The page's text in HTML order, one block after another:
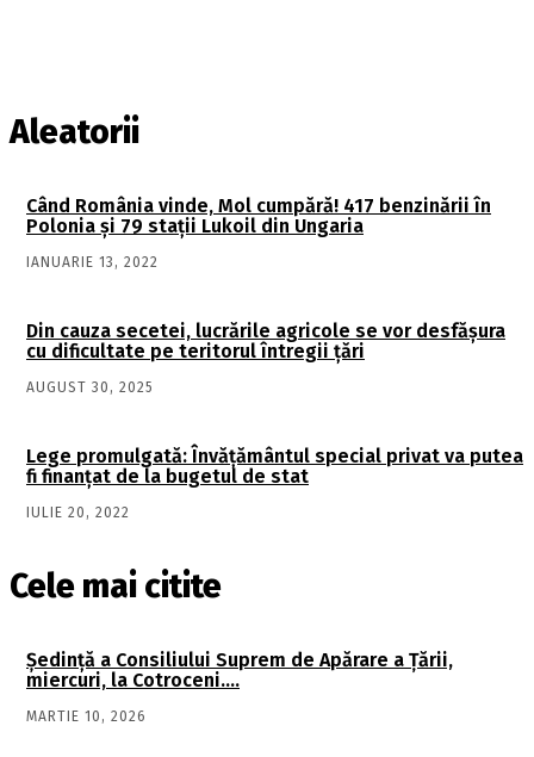
Aleatorii
Când România vinde, Mol cumpără! 417 benzinării în
Polonia și 79 stații Lukoil din Ungaria
IANUARIE 13, 2022
Din cauza secetei, lucrările agricole se vor desfășura
cu dificultate pe teritorul întregii țări
AUGUST 30, 2025
Lege promulgată: Învățământul special privat va putea
fi finanțat de la bugetul de stat
IULIE 20, 2022
Cele mai citite
Şedinţă a Consiliului Suprem de Apărare a Ţării,
miercuri, la Cotroceni….
MARTIE 10, 2026